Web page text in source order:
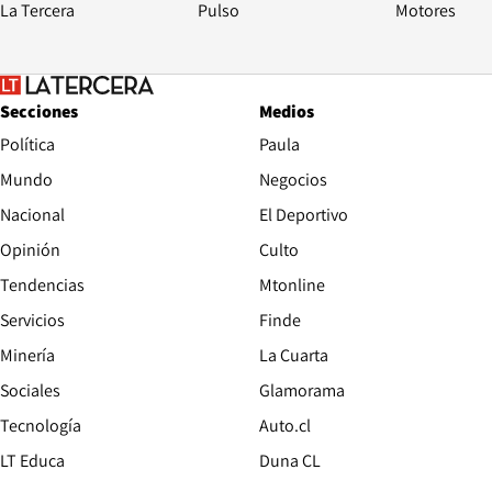
La Tercera Pulso Motores
Secciones
Política
Mundo
Nacional
Opinión
Tendencias
Servicios
Minería
Sociales
Tecnología
LT Educa
Medios
Paula
Negocios
El Deportivo
Culto
Mtonline
Finde
La Cuarta
Glamorama
Auto.cl
Duna CL